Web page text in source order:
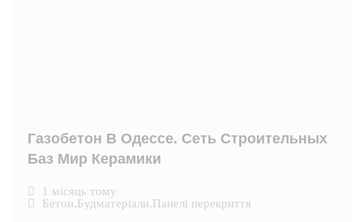
Газобетон В Одессе. Сеть Строительных
Баз Мир Керамики
1 місяць тому
Бетон,Будматеріали,Панелі перекриття